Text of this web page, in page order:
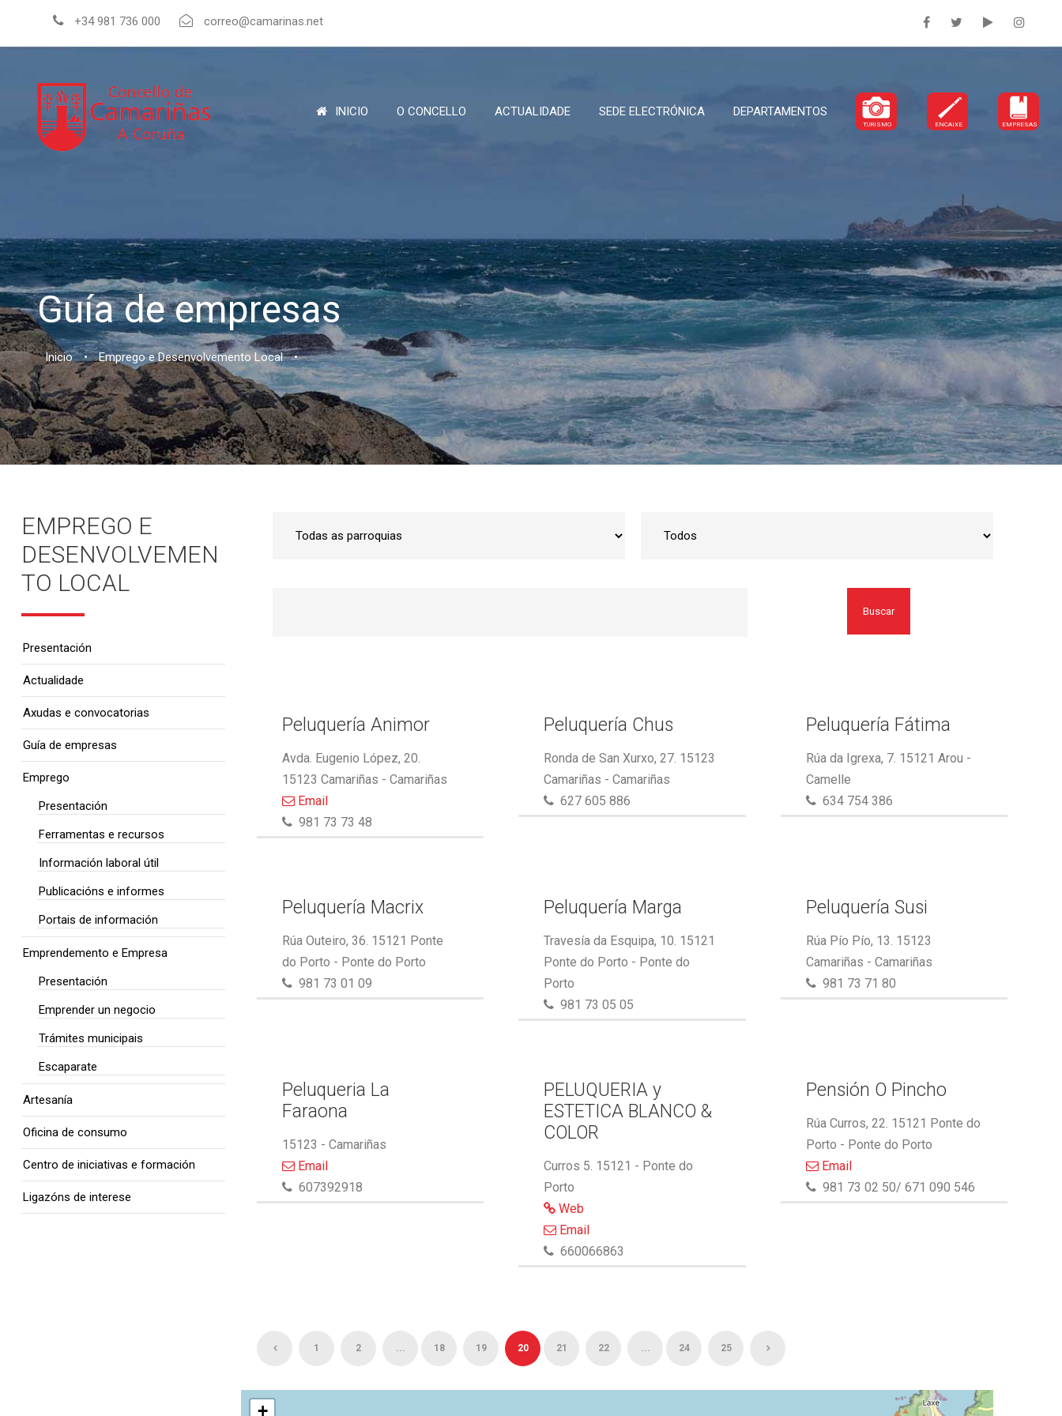
+34 981 736 000 correo@camarinas.net
INICIO O CONCELLO ACTUALIDADE SEDE ELECTRÓNICA DEPARTAMENTOS
TURISMO ENCAIXE EMPRESAS
Guía de empresas
Inicio • Emprego e Desenvolvemento Local •
Buscar
Peluquería Animor
Avda. Eugenio López, 20.
15123 Camariñas - Camariñas
Email
981 73 73 48
Peluquería Chus
Ronda de San Xurxo, 27. 15123
Camariñas - Camariñas
627 605 886
Peluquería Fátima
Rúa da Igrexa, 7. 15121 Arou -
Camelle
634 754 386
Peluquería Macrix
Rúa Outeiro, 36. 15121 Ponte
do Porto - Ponte do Porto
981 73 01 09
Peluquería Marga
Travesía da Esquipa, 10. 15121
Ponte do Porto - Ponte do
Porto
981 73 05 05
Peluquería Susi
Rúa Pío Pío, 13. 15123
Camariñas - Camariñas
981 73 71 80
Peluqueria La
Faraona
15123 - Camariñas
Email
607392918
PELUQUERIA y
ESTETICA BLANCO &
COLOR
Curros 5. 15121 - Ponte do
Porto
Web
Email
660066863
Pensión O Pincho
Rúa Curros, 22. 15121 Ponte do
Porto - Ponte do Porto
Email
981 73 02 50/ 671 090 546
1 2 ... 18 19 20 21 22 ... 24 25
+
EMPREGO E
DESENVOLVEMEN
TO LOCAL
Presentación
Actualidade
Axudas e convocatorias
Guía de empresas
Emprego
Presentación
Ferramentas e recursos
Información laboral útil
Publicacións e informes
Portais de información
Emprendemento e Empresa
Presentación
Emprender un negocio
Trámites municipais
Escaparate
Artesanía
Oficina de consumo
Centro de iniciativas e formación
Ligazóns de interese